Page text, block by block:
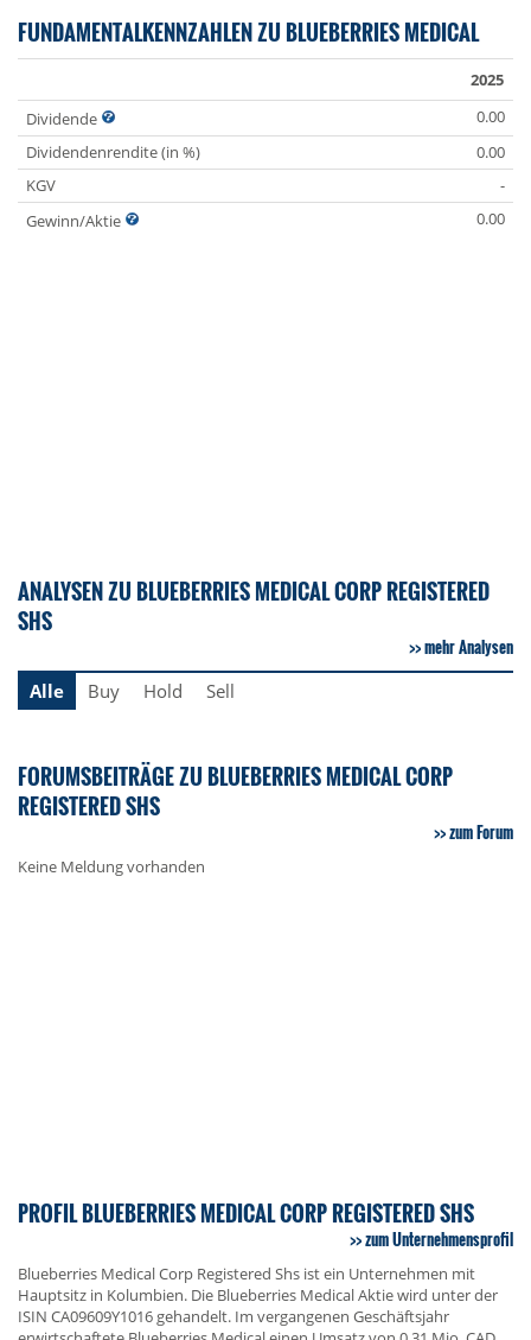
FUNDAMENTALKENNZAHLEN ZU BLUEBERRIES MEDICAL
2025
Dividende
0.00
Dividendenrendite (in %)
0.00
KGV
-
Gewinn/Aktie
0.00
ANALYSEN ZU BLUEBERRIES MEDICAL CORP REGISTERED
SHS
mehr Analysen
Alle
Buy Hold Sell
FORUMSBEITRÄGE ZU BLUEBERRIES MEDICAL CORP
REGISTERED SHS
zum Forum
Keine Meldung vorhanden
PROFIL BLUEBERRIES MEDICAL CORP REGISTERED SHS
zum Unternehmensprofil
Blueberries Medical Corp Registered Shs ist ein Unternehmen mit
Hauptsitz in Kolumbien. Die Blueberries Medical Aktie wird unter der
ISIN CA09609Y1016 gehandelt. Im vergangenen Geschäftsjahr